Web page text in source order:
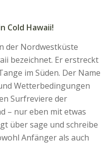
Cold Hawaii!
der Nordwestküste
bezeichnet. Er erstreckt
im Süden. Der Name
Wetterbedingungen
Surfreviere der
– nur eben mit etwas
über sage und schreibe
Anfänger als auch